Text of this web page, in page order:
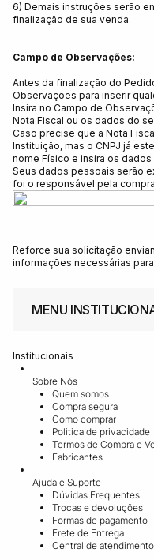
6) Demais instruções serão
finalização de sua venda.
Campo de Observações:
Antes da finalização do
Observações para inserir
Insira no Campo de
Nota Fiscal ou os dados do
Caso precise que a Nota
Instituição, mas o CNPJ já
nome Físico e insira os
Seus dados pessoais serão
foi o responsável pela
Reforce sua solicitação
informações necessárias
MENU
Institucionais
Sobre Nós
Quem somos
Compra segura
Como comprar
Politica de privacidade
Termos de Compra e
Fabricantes
Ajuda e Suporte
Dúvidas Frequentes
Trocas e devoluções
Formas de pagamento
Frete de Entrega
Central de atendimento